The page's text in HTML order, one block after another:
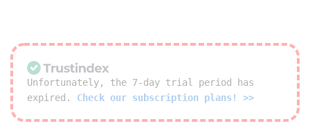
Unfortunately, the 7-day trial period has
expired. Check our subscription plans! >>